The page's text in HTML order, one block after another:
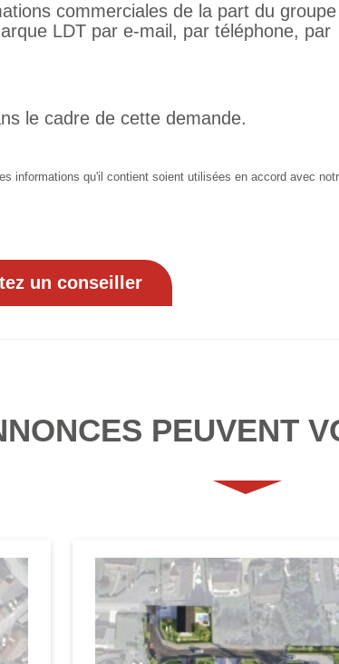
commerciales de la part du groupe
LDT par e-mail, par téléphone, par
le cadre de cette demande.
informations qu'il contient soient utilisées en accord avec
PEUVENT